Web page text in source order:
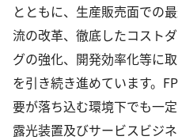
とともに、生産販売面での
流の改革、徹底したコスト
グの強化、開発効率化等に
を引き続き進めています。
要が落ち込む環境下でも一
露光装置及びサービスビジ